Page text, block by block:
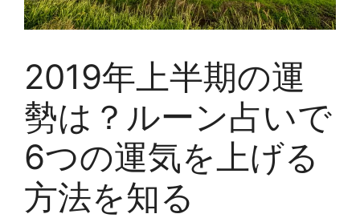
2019年上半期の運
勢は？ルーン占いで
6つの運気を上げる
方法を知る